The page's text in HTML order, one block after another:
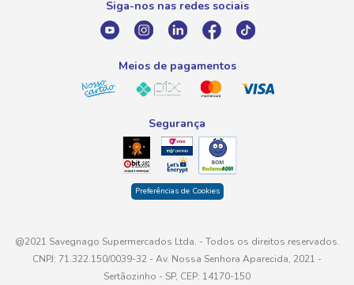
atendimento@savegnago.com.br
Siga-nos nas redes sociais
Meios de pagamentos
Segurança
Preferências de Cookies
@2021 Savegnago Supermercados Ltda. - Todos os direitos reservados.
CNPJ: 71.322.150/0039-32 - Av. Nossa Senhora Aparecida, 2021 -
Sertãozinho - SP, CEP: 14170-150